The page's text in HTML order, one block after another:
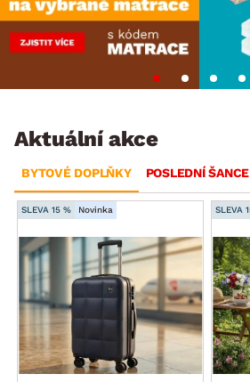
Aktuální akce
BYTOVÉ DOPLŇKY POSLEDNÍ ŠANCE
SLEVA 15 % Novinka SLEVA